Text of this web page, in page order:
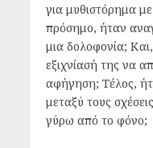
για μυθιστόρημα με
πρόσημο, ήταν
μια δολοφονία;
εξιχνίασή της να
αφήγηση; Τέλος,
μεταξύ τους
γύρω από το φόνο;